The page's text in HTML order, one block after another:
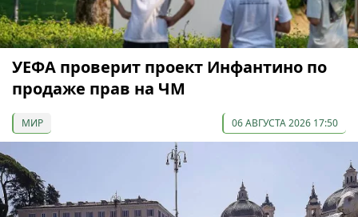
УЕФА проверит проект Инфантино по
продаже прав на ЧМ
МИР 06 АВГУСТА 2026 17:50